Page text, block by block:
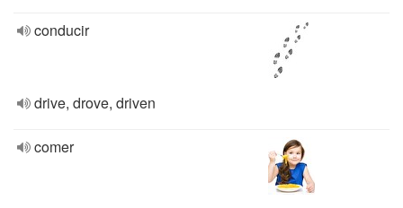
conducir
drive, drove, driven
comer